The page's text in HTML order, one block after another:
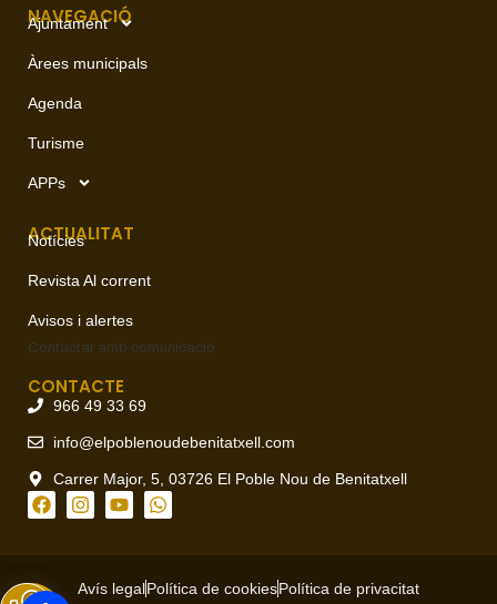
NAVEGACIÓ
Ajuntament
Àrees municipals
Agenda
Turisme
APPs
ACTUALITAT
Notícies
Revista Al corrent
Avisos i alertes
Contactar amb comunicació
CONTACTE
966 49 33 69
info@elpoblenoudebenitatxell.com
Carrer Major, 5, 03726 El Poble Nou de Benitatxell
Avís legalPolítica de cookiesPolítica de privacitat